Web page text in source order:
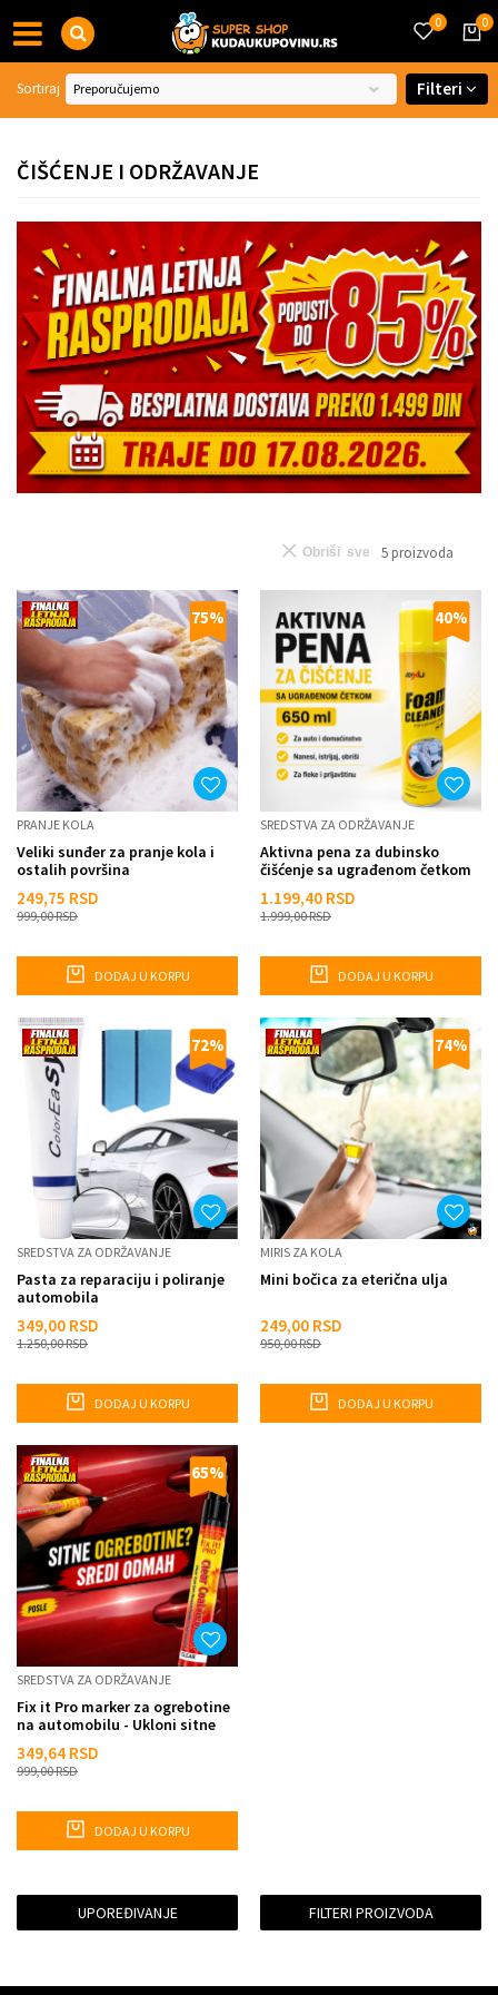
0
0
ČIŠĆENJE I ODRŽAVANJE
Sortiraj Filteri
5 proizvoda
Obriši sve
75%
PRANJE KOLA
Veliki sunđer za pranje kola i
ostalih površina
249,75 RSD
999,00RSD
DODAJ U KORPU
40%
SREDSTVA ZA ODRŽAVANJE
Aktivna pena za dubinsko
čišćenje sa ugrađenom četkom
1.199,40 RSD
1.999,00RSD
DODAJ U KORPU
72%
SREDSTVA ZA ODRŽAVANJE
Pasta za reparaciju i poliranje
automobila
349,00 RSD
1.250,00RSD
DODAJ U KORPU
74%
MIRIS ZA KOLA
Mini bočica za eterična ulja
249,00 RSD
950,00RSD
DODAJ U KORPU
65%
SREDSTVA ZA ODRŽAVANJE
Fix it Pro marker za ogrebotine
na automobilu - Ukloni sitne
349,64 RSD
999,00RSD
DODAJ U KORPU
UPOREĐIVANJE FILTERI PROIZVODA